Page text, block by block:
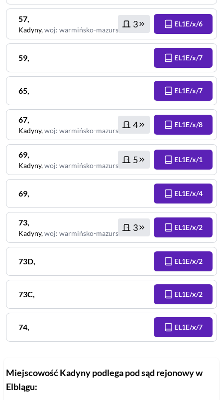
57,
Kadyny,woj: warmińsko-mazurskie
3 EL1E/x/6
59, EL1E/x/7
65, EL1E/x/7
67,
Kadyny,woj: warmińsko-mazurskie
4 EL1E/x/8
69,
Kadyny,woj: warmińsko-mazurskie
5 EL1E/x/1
69, EL1E/x/4
73,
Kadyny,woj: warmińsko-mazurskie
3 EL1E/x/2
73D, EL1E/x/2
73C, EL1E/x/2
74, EL1E/x/7
MiejscowośćKadynypodlega pod sąd rejonowyw
Elblągu: